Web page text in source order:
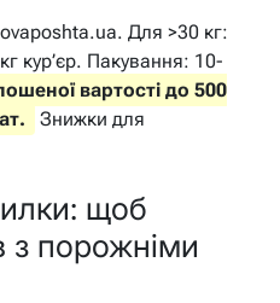
Для >30 кг:
кур’єр. Пакування: 10-
вартості до 500
Знижки для
щоб
з порожніми